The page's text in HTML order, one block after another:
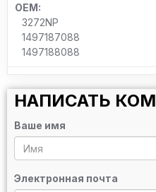
OEM:
3272NP
1497187088
1497188088
НАПИСАТЬ
Ваше имя
Электронная почта